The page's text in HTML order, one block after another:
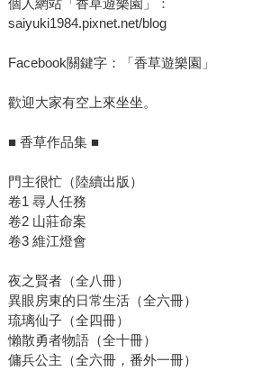
個人網站「香草遊樂園」：
saiyuki1984.pixnet.net/blog
Facebook關鍵字：「香草遊樂園」
歡迎大家有空上來坐坐。
■ 香草作品集 ■
門主很忙（陸續出版）
卷1 尋人任務
卷2 山莊命案
卷3 維江燈會
夜之賢者（全八冊）
異眼房東的日常生活（全六冊）
琉璃仙子（全四冊）
懶散勇者物語（全十冊）
傭兵公主（全六冊，番外一冊）